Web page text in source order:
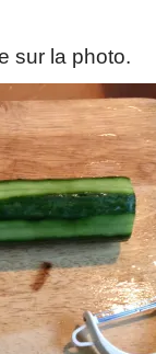
sur la photo.